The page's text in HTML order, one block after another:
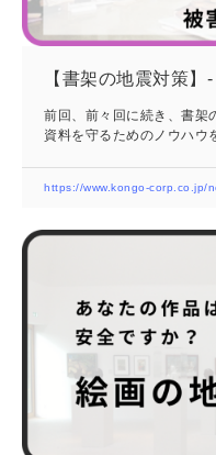
【書架の地震対策
https://www.kongo-corp.co.jp/
前回、前々回に続き、書架
資料を守るためのノウハウ
んできた、金剛の代名詞で
の転倒や図書の落下による